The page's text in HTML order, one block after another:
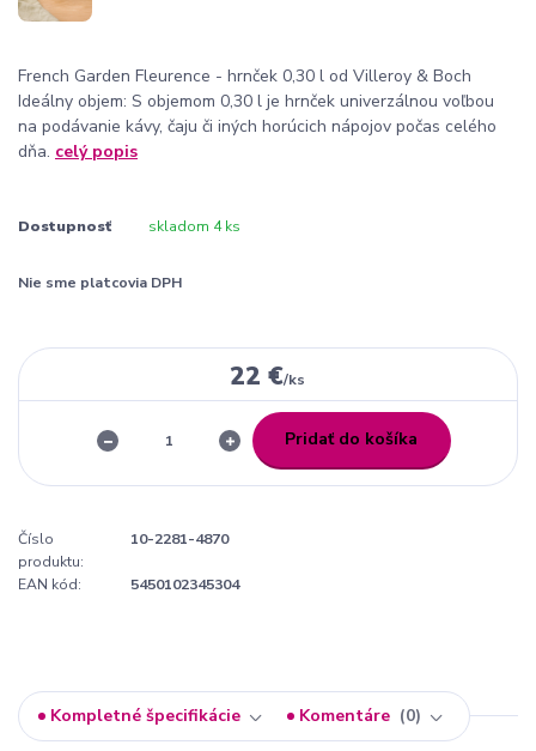
French Garden Fleurence - hrnček 0,30 l od Villeroy & Boch
Ideálny objem: S objemom 0,30 l je hrnček univerzálnou voľbou
na podávanie kávy, čaju či iných horúcich nápojov počas celého
dňa. celý popis
Dostupnosť skladom 4 ks
Nie sme platcovia DPH
22 €/ks
Pridať do košíka
Číslo
produktu:
10-2281-4870
EAN kód: 5450102345304
Kompletné špecifikácie Komentáre 0